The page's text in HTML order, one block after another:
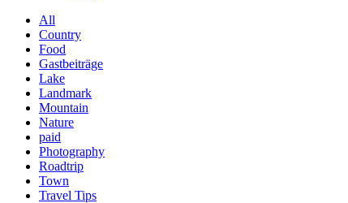
All
Country
Food
Gastbeiträge
Lake
Landmark
Mountain
Nature
paid
Photography
Roadtrip
Town
Travel Tips